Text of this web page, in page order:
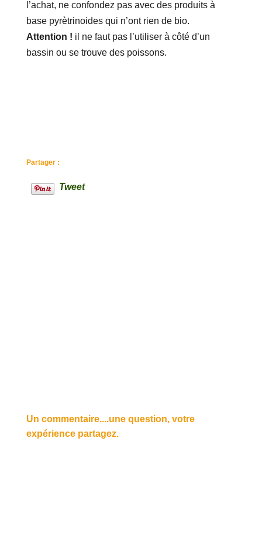
l’achat, ne confondez pas avec des produits à
base pyrètrinoides qui n’ont rien de bio.
Attention ! il ne faut pas l’utiliser à côté d’un
bassin ou se trouve des poissons.
Partager :
Tweet
Un commentaire....une question, votre
expérience partagez.